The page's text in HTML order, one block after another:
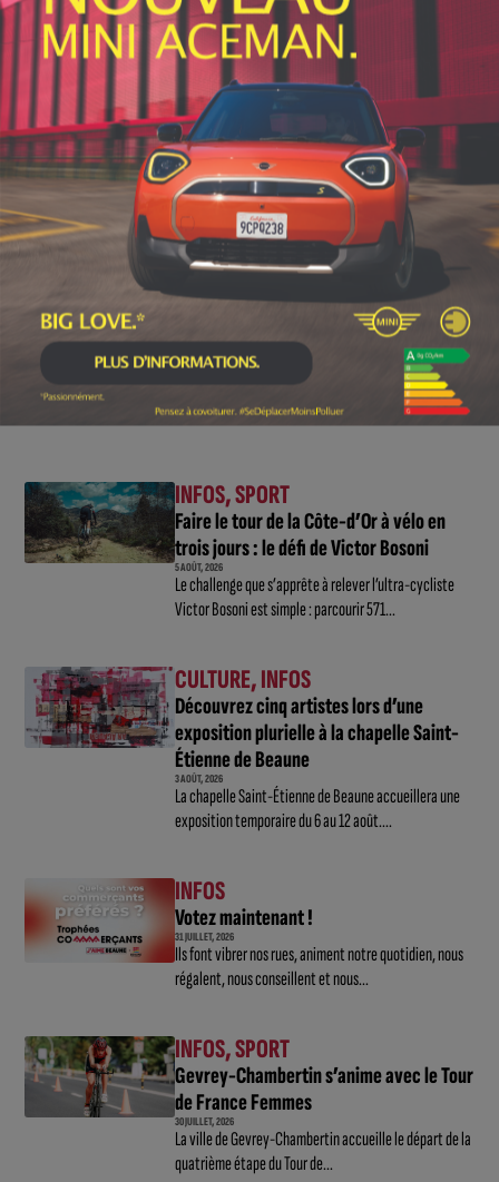
Informations : 50 euros, places limitées. Renseignements et
inscriptions auprès de Emilie Gassies au 06.75.67.58.06 ou
emilie.gassies@gmail.com
INFOS,SPORT
Faire le tour de la Côte-d’Or à vélo en
trois jours : le défi de Victor Bosoni
5 AOÛT, 2026
Le challenge que s’apprête à relever l’ultra-cycliste
Victor Bosoni est simple : parcourir 571...
CULTURE,INFOS
Découvrez cinq artistes lors d’une
exposition plurielle à la chapelle Saint-
Étienne de Beaune
3 AOÛT, 2026
La chapelle Saint-Étienne de Beaune accueillera une
exposition temporaire du 6 au 12 août....
INFOS
Votez maintenant !
31 JUILLET, 2026
Ils font vibrer nos rues, animent notre quotidien, nous
régalent, nous conseillent et nous...
INFOS,SPORT
Gevrey-Chambertin s’anime avec le Tour
de France Femmes
30 JUILLET, 2026
La ville de Gevrey-Chambertin accueille le départ de la
quatrième étape du Tour de...